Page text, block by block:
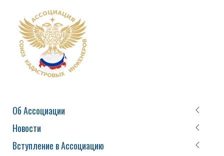
Об Ассоциации
Новости
Вступление в Ассоциацию